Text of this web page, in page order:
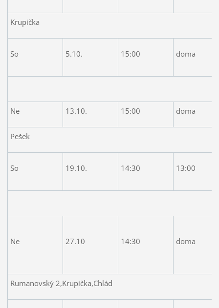
Krupička
So 5.10. 15:00 doma
Ne 13.10. 15:00 doma
Pešek
So 19.10. 14:30 13:00
Ne 27.10 14:30 doma
Rumanovský 2,Krupička,Chlád